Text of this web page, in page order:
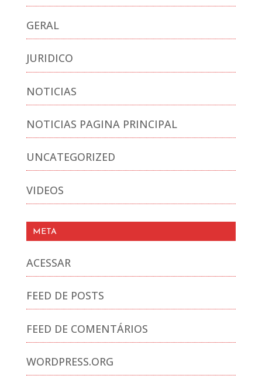
GERAL
JURIDICO
NOTICIAS
NOTICIAS PAGINA PRINCIPAL
UNCATEGORIZED
VIDEOS
META
ACESSAR
FEED DE POSTS
FEED DE COMENTÁRIOS
WORDPRESS.ORG